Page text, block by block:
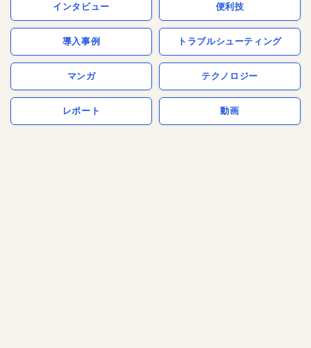
インタビュー 便利技
導入事例 トラブルシューティング
マンガ テクノロジー
レポート 動画